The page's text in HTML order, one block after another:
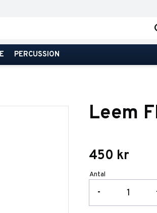
PERCUSSION
Leem
450 kr
Antal
-